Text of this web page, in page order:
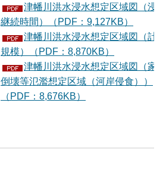
津幡川洪水浸水想定区域図（浸水
継続時間）（PDF：9,127KB）
津幡川洪水浸水想定区域図（計画
規模）（PDF：8,870KB）
津幡川洪水浸水想定区域図（家屋
倒壊等氾濫想定区域（河岸侵食））
（PDF：8,676KB）